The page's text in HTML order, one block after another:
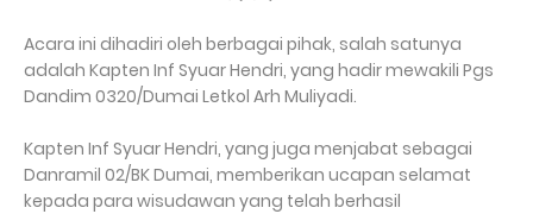
Acara ini dihadiri oleh berbagai pihak, salah satunya
adalah Kapten Inf Syuar Hendri, yang hadir mewakili Pgs
Dandim 0320/Dumai Letkol Arh Muliyadi.
Kapten Inf Syuar Hendri, yang juga menjabat sebagai
Danramil 02/BK Dumai, memberikan ucapan selamat
kepada para wisudawan yang telah berhasil